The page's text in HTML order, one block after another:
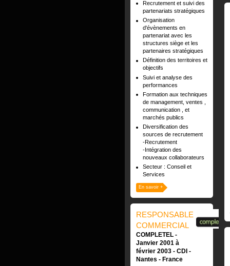
Recrutement et suivi des
partenariats stratégiques
Organisation
d'évènements en
partenariat avec les
structures siège et les
partenaires stratégiques
Définition des territoires et
objectifs
Suivi et analyse des
performances
Formation aux techniques
de management, ventes ,
communication , et
marchés publics
Diversification des
sources de recrutement
-Recrutement
-Intégration des
nouveaux collaborateurs
Secteur : Conseil et
Services
En savoir +
RESPONSABLE
COMMERCIAL
COMPLETEL
Janvier 2001 à
février 2003
CDI
Nantes
France